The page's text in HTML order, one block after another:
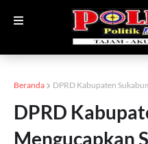
Beranda DPRD Kabupaten
DPRD
Mengucapkan